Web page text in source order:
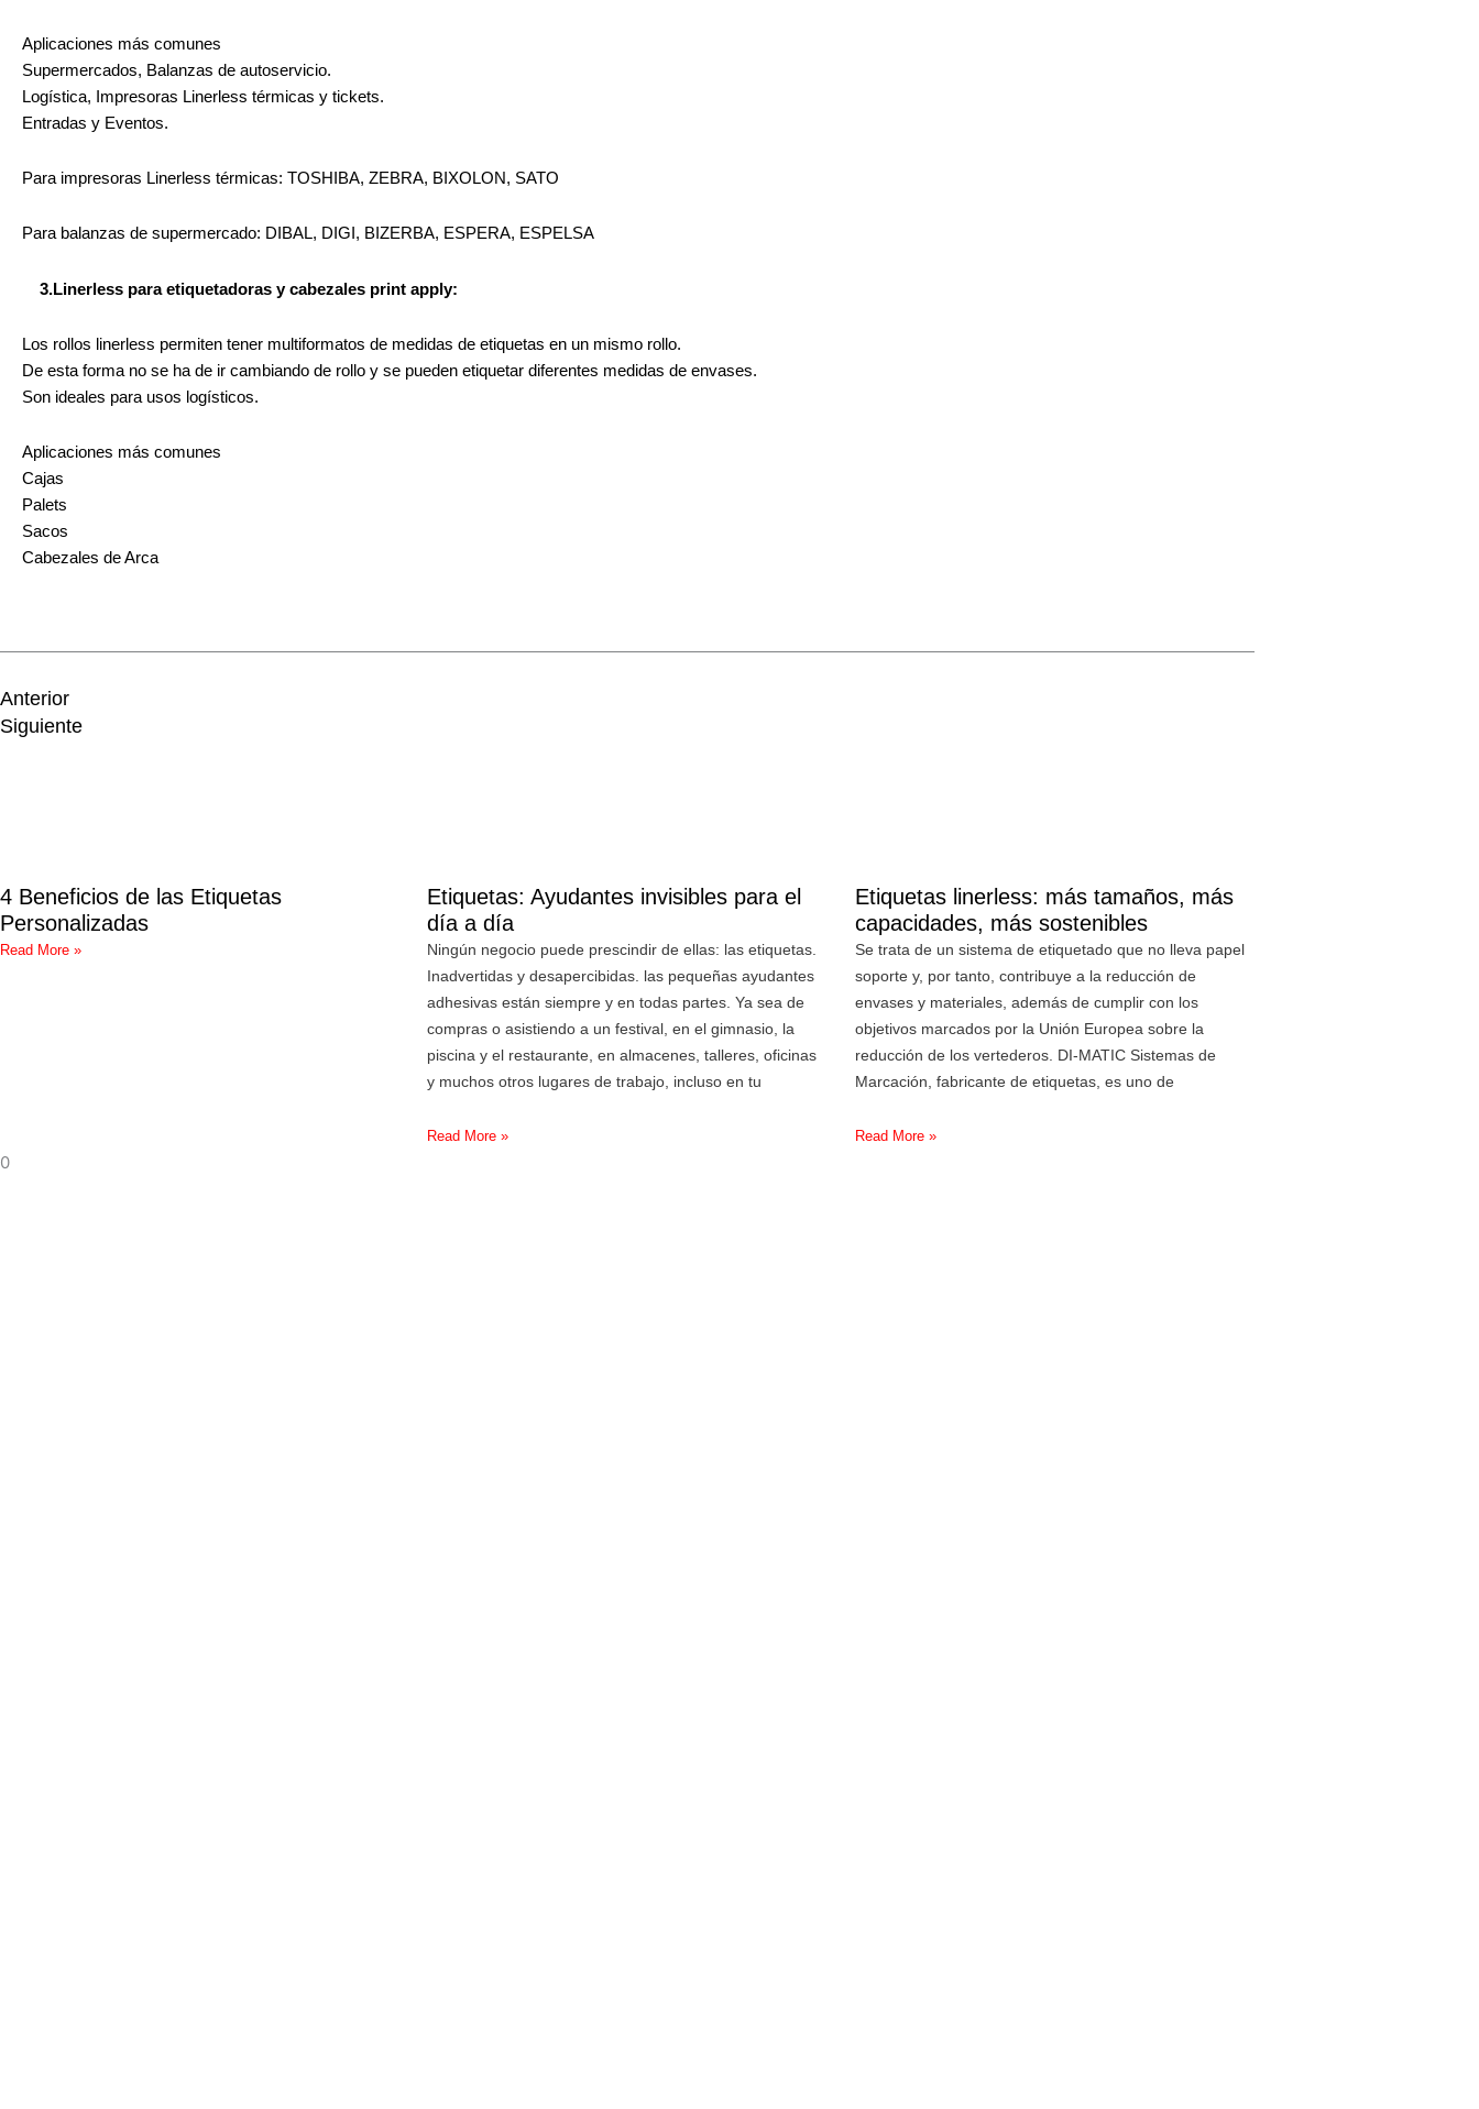
Aplicaciones más comunes
Supermercados, Balanzas de autoservicio.
Logística, Impresoras Linerless térmicas y tickets.
Entradas y Eventos.
Para impresoras Linerless térmicas: TOSHIBA, ZEBRA, BIXOLON, SATO
Para balanzas de supermercado: DIBAL, DIGI, BIZERBA, ESPERA, ESPELSA
3.Linerless para etiquetadoras y cabezales print apply:
Los rollos linerless permiten tener multiformatos de medidas de etiquetas en un mismo rollo.
De esta forma no se ha de ir cambiando de rollo y se pueden etiquetar diferentes medidas de envases.
Son ideales para usos logísticos.
Aplicaciones más comunes
Cajas
Palets
Sacos
Cabezales de Arca
Anterior
Siguiente
4 Beneficios de las Etiquetas
Personalizadas
Read More »
Etiquetas: Ayudantes invisibles para el
día a día
Ningún negocio puede prescindir de ellas: las etiquetas.
Inadvertidas y desapercibidas. las pequeñas ayudantes
adhesivas están siempre y en todas partes. Ya sea de
compras o asistiendo a un festival, en el gimnasio, la
piscina y el restaurante, en almacenes, talleres, oficinas
y muchos otros lugares de trabajo, incluso en tu
Read More »
Etiquetas linerless: más tamaños, más
capacidades, más sostenibles
Se trata de un sistema de etiquetado que no lleva papel
soporte y, por tanto, contribuye a la reducción de
envases y materiales, además de cumplir con los
objetivos marcados por la Unión Europea sobre la
reducción de los vertederos. DI-MATIC Sistemas de
Marcación, fabricante de etiquetas, es uno de
Read More »